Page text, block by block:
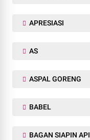
APRESIASI
AS
ASPAL GORENG
BABEL
BAGAN SIAPIN API